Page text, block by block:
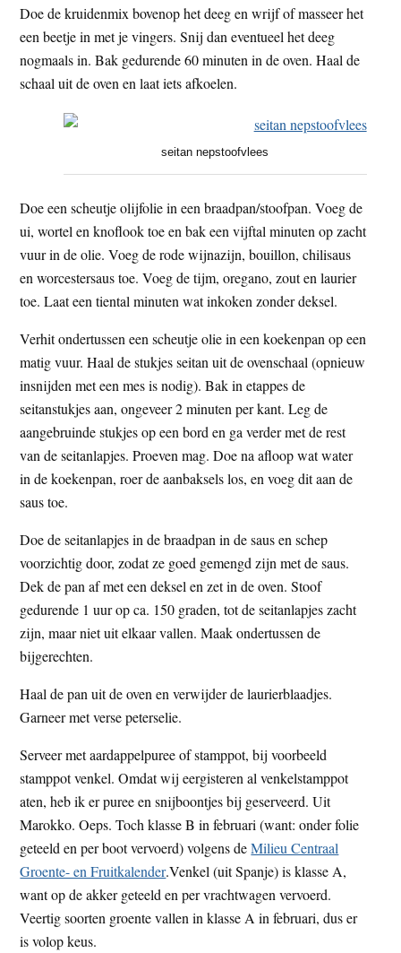
Doe de kruidenmix bovenop het deeg en wrijf of masseer het
een beetje in met je vingers. Snij dan eventueel het deeg
nogmaals in. Bak gedurende 60 minuten in de oven. Haal de
schaal uit de oven en laat iets afkoelen.
seitan nepstoofvlees
Doe een scheutje olijfolie in een braadpan/stoofpan. Voeg de
ui, wortel en knoflook toe en bak een vijftal minuten op zacht
vuur in de olie. Voeg de rode wijnazijn, bouillon, chilisaus
en worcestersaus toe. Voeg de tijm, oregano, zout en laurier
toe. Laat een tiental minuten wat inkoken zonder deksel.
Verhit ondertussen een scheutje olie in een koekenpan op een
matig vuur. Haal de stukjes seitan uit de ovenschaal (opnieuw
insnijden met een mes is nodig). Bak in etappes de
seitanstukjes aan, ongeveer 2 minuten per kant. Leg de
aangebruinde stukjes op een bord en ga verder met de rest
van de seitanlapjes. Proeven mag. Doe na afloop wat water
in de koekenpan, roer de aanbaksels los, en voeg dit aan de
saus toe.
Doe de seitanlapjes in de braadpan in de saus en schep
voorzichtig door, zodat ze goed gemengd zijn met de saus.
Dek de pan af met een deksel en zet in de oven. Stoof
gedurende 1 uur op ca. 150 graden, tot de seitanlapjes zacht
zijn, maar niet uit elkaar vallen. Maak ondertussen de
bijgerechten.
Haal de pan uit de oven en verwijder de laurierblaadjes.
Garneer met verse peterselie.
Serveer met aardappelpuree of stamppot, bij voorbeeld
stamppot venkel. Omdat wij eergisteren al venkelstamppot
aten, heb ik er puree en snijboontjes bij geserveerd. Uit
Marokko. Oeps. Toch klasse B in februari (want: onder folie
geteeld en per boot vervoerd) volgens deMilieu Centraal
Groente- en Fruitkalender.Venkel (uit Spanje) is klasse A,
want op de akker geteeld en per vrachtwagen vervoerd.
Veertig soorten groente vallen in klasse A in februari, dus er
is volop keus.